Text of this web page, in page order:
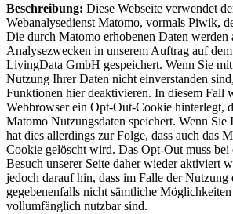
Beschreibung: Diese Webseite verwendet
Webanalysedienst Matomo, vormals Piwik,
Die durch Matomo erhobenen Daten werden
Analysezwecken in unserem Auftrag auf
LivingData GmbH gespeichert. Wenn Sie
Nutzung Ihrer Daten nicht einverstanden
Funktionen hier deaktivieren. In diesem Fall
Webbrowser ein Opt-Out-Cookie hinterlegt,
Matomo Nutzungsdaten speichert. Wenn Sie
hat dies allerdings zur Folge, dass auch das
Cookie gelöscht wird. Das Opt-Out muss bei
Besuch unserer Seite daher wieder aktiviert
jedoch darauf hin, dass im Falle der
gegebenenfalls nicht sämtliche Möglichkeiten
vollumfänglich nutzbar sind.